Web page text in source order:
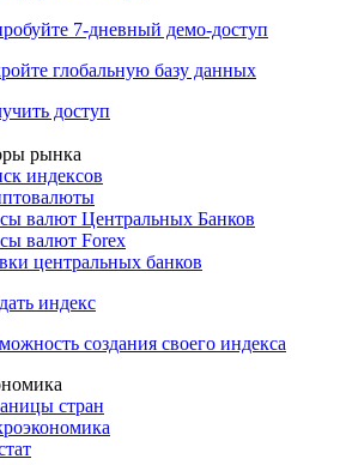
7-дневный демо-доступ
глобальную базу данных
доступ
рынка
индексов
валют Центральных Банков
валют Forex
центральных банков
индекс
создания своего индекса
стран